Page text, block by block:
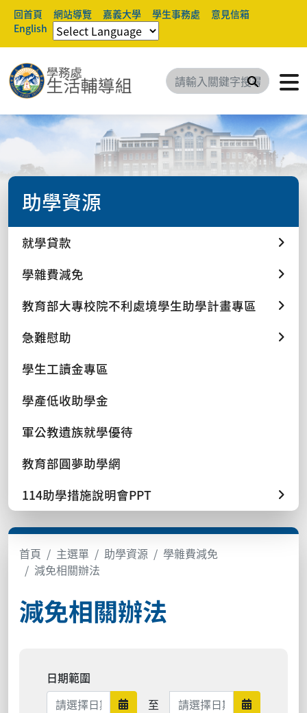
回首頁 網站導覽 嘉義大學 學生事務處
意見信箱
English
搜尋
助學資源
就學貸款
學雜費減免
教育部大專校院不利處境學生助學計畫專區
急難慰助
學生工讀金專區
學產低收助學金
軍公教遺族就學優待
教育部圓夢助學網
114助學措施說明會PPT
首頁 主選單 助學資源
學雜費減免
減免相關辦法
減免相關辦法
日期範圍
日期範圍開始
至 日期範圍結束 日期範圍